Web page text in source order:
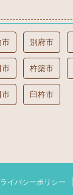
市 別府市
市 杵築市
市 臼杵市
イバシーポリシー